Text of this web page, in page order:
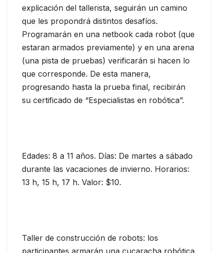
explicación del tallerista, seguirán un camino
que les propondrá distintos desafíos.
Programarán en una netbook cada robot (que
estaran armados previamente) y en una arena
(una pista de pruebas) verificarán si hacen lo
que corresponde. De esta manera,
progresando hasta la prueba final, recibirán
su certificado de “Especialistas en robótica”.
Edades: 8 a 11 años. Días: De martes a sábado
durante las vacaciones de invierno. Horarios:
13 h, 15 h, 17 h. Valor: $10.
Taller de construcción de robots: los
participantes armarán una cucaracha robótica